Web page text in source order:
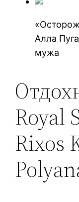
Алла
мужа
Royal
Rixos